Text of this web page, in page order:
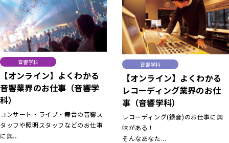
音響学科
【オンライン】よくわかる
音響業界のお仕事（音響学
科）
コンサート・ライブ・舞台の音響ス
タッフや照明スタッフなどのお仕事
に興...
音響学科
【オンライン】よくわかる
レコーディング業界のお仕
事（音響学科）
レコーディング(録音)のお仕事に興
味がある！
そんなあなた...